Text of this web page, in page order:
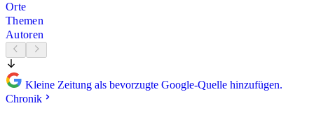
Orte
Themen
Autoren
Kleine Zeitung als bevorzugte Google-Quelle hinzufügen.
Chronik